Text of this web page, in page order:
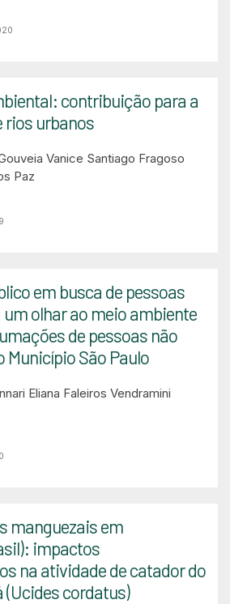
contribuição para a
rios urbanos
Vanice Santiago Fragoso
Paz
em busca de pessoas
olhar ao meio ambiente
de pessoas não
São Paulo
Eliana Faleiros Vendramini
manguezais em
impactos
na atividade de catador do
cordatus)